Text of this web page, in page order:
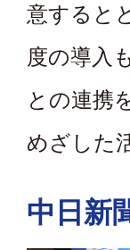
意すると
度の導入
との連携
めざした
中日新